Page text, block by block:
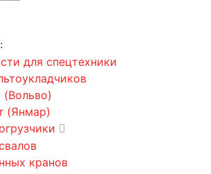
для спецтехники
(Вольво)
(Янмар)
кранов